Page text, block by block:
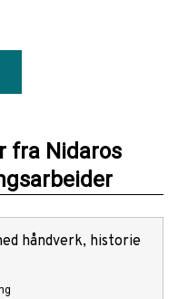
fra Nidaros
håndverk, historie